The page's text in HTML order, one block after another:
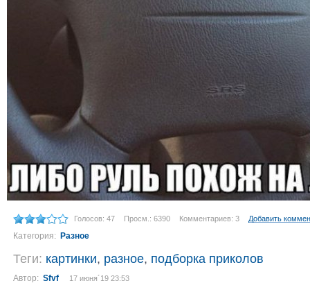
Голосов: 47 Просм.: 6390 Комментариев: 3 Добавить
Категория: Разное
Теги: картинки, разное, подборка приколов
Автор: Sfvf 17 июня´19 23:53